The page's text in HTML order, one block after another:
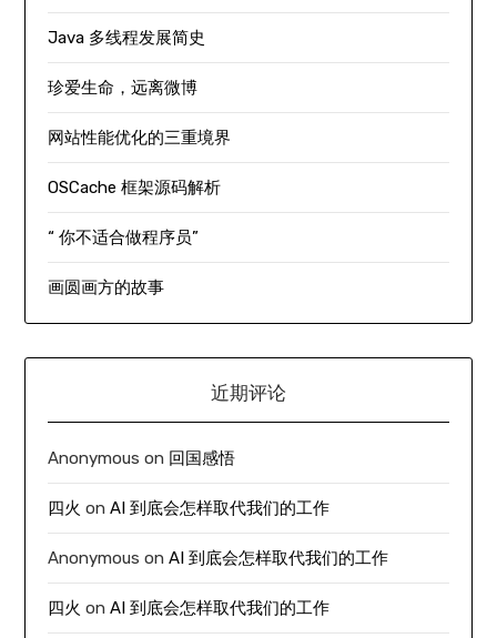
Java 多线程发展简史
珍爱生命，远离微博
网站性能优化的三重境界
OSCache 框架源码解析
“ 你不适合做程序员”
画圆画方的故事
近期评论
Anonymous on 回国感悟
四火 onAI 到底会怎样取代我们的工作
Anonymous onAI 到底会怎样取代我们的工作
四火 onAI 到底会怎样取代我们的工作